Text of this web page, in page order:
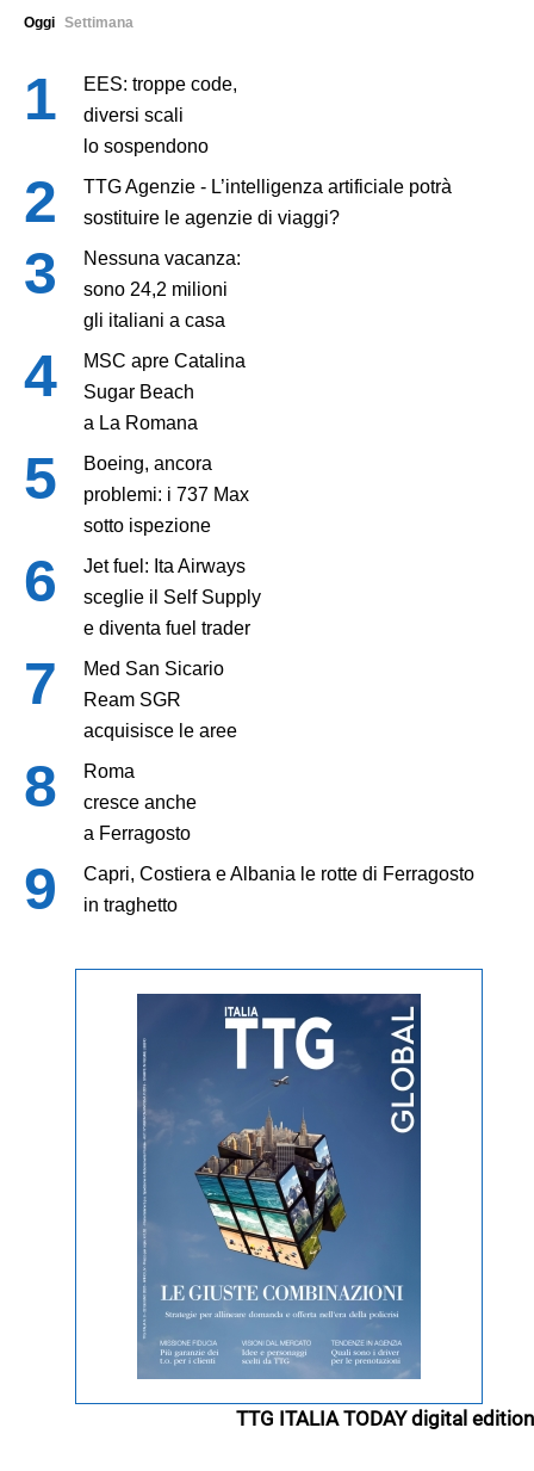
Oggi Settimana
EES: troppe code,
diversi scali
lo sospendono
TTG Agenzie - L’intelligenza artificiale potrà
sostituire le agenzie di viaggi?
Nessuna vacanza:
sono 24,2 milioni
gli italiani a casa
MSC apre Catalina
Sugar Beach
a La Romana
Boeing, ancora
problemi: i 737 Max
sotto ispezione
Jet fuel: Ita Airways
sceglie il Self Supply
e diventa fuel trader
Med San Sicario
Ream SGR
acquisisce le aree
Roma
cresce anche
a Ferragosto
Capri, Costiera e Albania le rotte di Ferragosto
in traghetto
TTG ITALIA TODAY digital edition